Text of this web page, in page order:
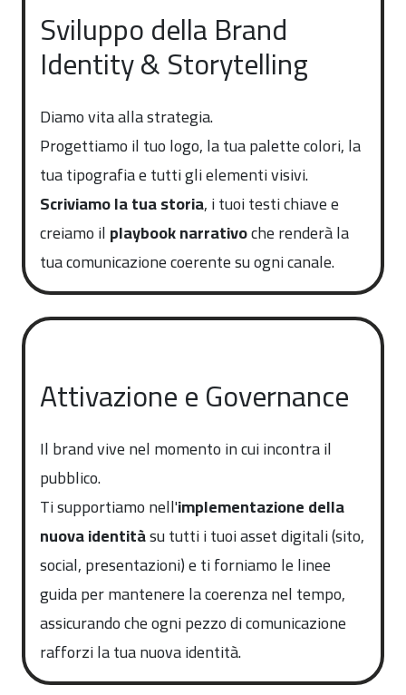
Sviluppo della Brand
Identity & Storytelling
Diamo vita alla strategia.
Progettiamo il tuo logo, la tua palette colori, la
tua tipografia e tutti gli elementi visivi.
Scriviamo la tua storia, i tuoi testi chiave e
creiamo ilplaybook narrativoche renderà la
tua comunicazione coerente su ogni canale.
Attivazione e Governance
Il brand vive nel momento in cui incontra il
pubblico.
Ti supportiamo nell'implementazione della
nuova identitàsu tutti i tuoi asset digitali (sito,
social, presentazioni) e ti forniamo le linee
guida per mantenere la coerenza nel tempo,
assicurando che ogni pezzo di comunicazione
rafforzi la tua nuova identità.